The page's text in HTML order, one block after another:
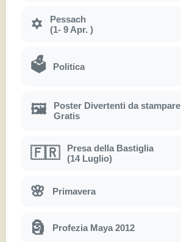
✡
Pessach
(1- 9 Apr. )
🗳 Politica
🖼
Poster Divertenti da stampare
Gratis
🇫🇷
Presa della Bastiglia
(14 Luglio)
🌸 Primavera
🗿 Profezia Maya 2012